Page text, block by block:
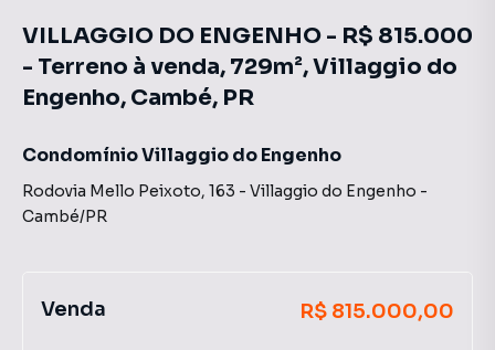
VILLAGGIO DO ENGENHO - R$ 815.000
- Terreno à venda, 729m², Villaggio do
Engenho, Cambé, PR
Condomínio Villaggio do Engenho
Rodovia Mello Peixoto, 163 - Villaggio do Engenho -
Cambé/PR
Venda R$ 815.000,00